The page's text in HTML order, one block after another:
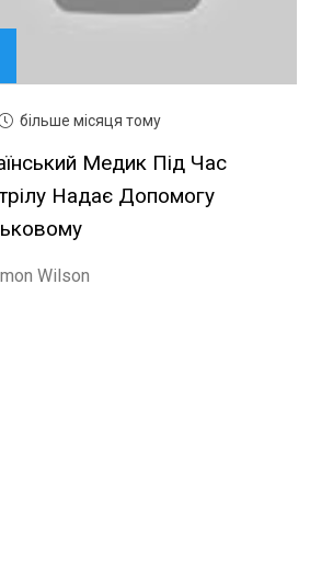
більше місяця тому
Медик Під Час
Надає Допомогу
Wilson